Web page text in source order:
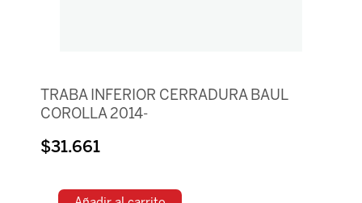
TRABA INFERIOR CERRADURA BAUL
COROLLA 2014-
$31.661